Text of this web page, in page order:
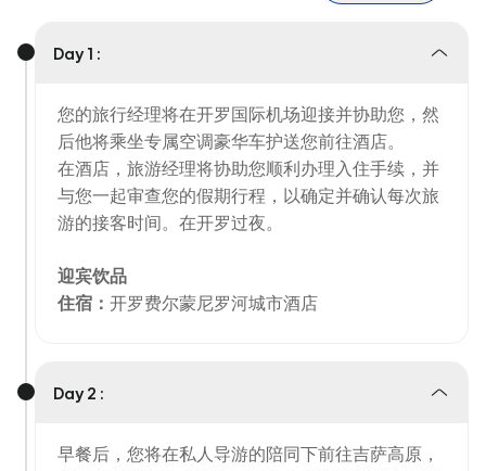
Day 1 :
您的旅行经理将在开罗国际机场迎接并协助您，然
后他将乘坐专属空调豪华车护送您前往酒店。
在酒店，旅游经理将协助您顺利办理入住手续，并
与您一起审查您的假期行程，以确定并确认每次旅
游的接客时间。在开罗过夜。
迎宾饮品
住宿： 开罗费尔蒙尼罗河城市酒店
Day 2 :
早餐后，您将在私人导游的陪同下前往吉萨高原，